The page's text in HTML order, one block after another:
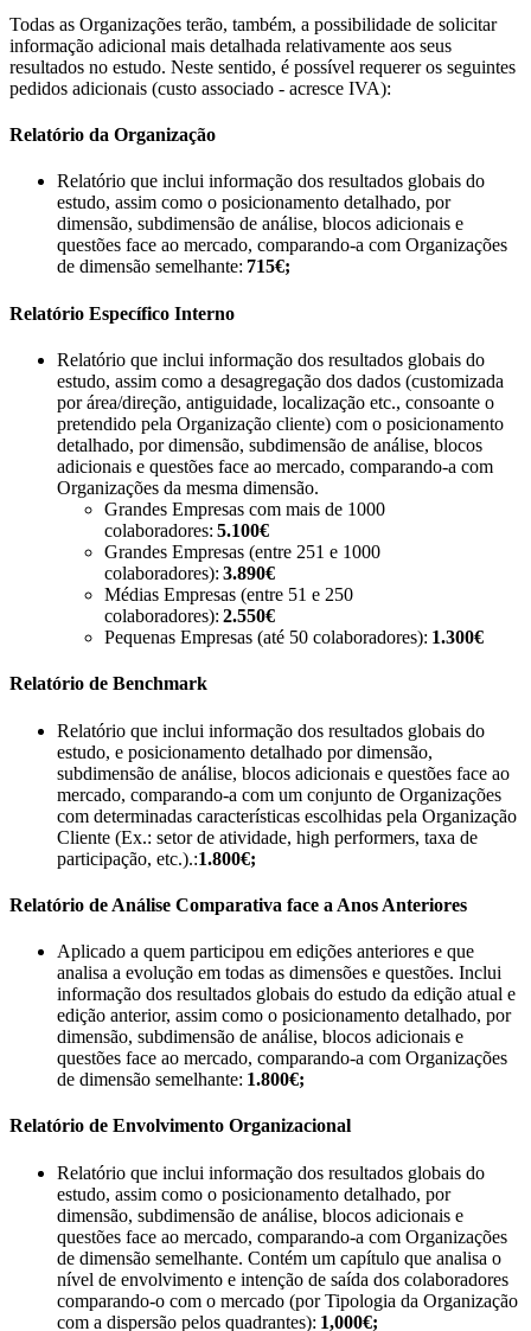
Todas as Organizações terão, também, a possibilidade de solicitar
informação adicional mais detalhada relativamente aos seus
resultados no estudo. Neste sentido, é possível requerer os seguintes
pedidos adicionais (custo associado - acresce IVA):
Relatório da Organização
Relatório que inclui informação dos resultados globais do
estudo, assim como o posicionamento detalhado, por
dimensão, subdimensão de análise, blocos adicionais e
questões face ao mercado, comparando-a com Organizações
de dimensão semelhante: 715€;
Relatório Específico Interno
Relatório que inclui informação dos resultados globais do
estudo, assim como a desagregação dos dados (customizada
por área/direção, antiguidade, localização etc., consoante o
pretendido pela Organização cliente) com o posicionamento
detalhado, por dimensão, subdimensão de análise, blocos
adicionais e questões face ao mercado, comparando-a com
Organizações da mesma dimensão.
Grandes Empresas com mais de 1000
colaboradores: 5.100€
Grandes Empresas (entre 251 e 1000
colaboradores): 3.890€
Médias Empresas (entre 51 e 250
colaboradores): 2.550€
Pequenas Empresas (até 50 colaboradores): 1.300€
Relatório de Benchmark
Relatório que inclui informação dos resultados globais do
estudo, e posicionamento detalhado por dimensão,
subdimensão de análise, blocos adicionais e questões face ao
mercado, comparando-a com um conjunto de Organizações
com determinadas características escolhidas pela Organização
Cliente (Ex.: setor de atividade, high performers, taxa de
participação, etc.).:1.800€;
Relatório de Análise Comparativa face a Anos Anteriores
Aplicado a quem participou em edições anteriores e que
analisa a evolução em todas as dimensões e questões. Inclui
informação dos resultados globais do estudo da edição atual e
edição anterior, assim como o posicionamento detalhado, por
dimensão, subdimensão de análise, blocos adicionais e
questões face ao mercado, comparando-a com Organizações
de dimensão semelhante: 1.800€;
Relatório de Envolvimento Organizacional
Relatório que inclui informação dos resultados globais do
estudo, assim como o posicionamento detalhado, por
dimensão, subdimensão de análise, blocos adicionais e
questões face ao mercado, comparando-a com Organizações
de dimensão semelhante. Contém um capítulo que analisa o
nível de envolvimento e intenção de saída dos colaboradores
comparando-o com o mercado (por Tipologia da Organização
com a dispersão pelos quadrantes): 1,000€;